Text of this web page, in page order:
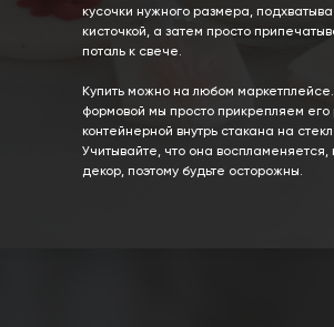
кусочки нужного размера,
кисточкой, а затем просто
поталь к свече.
Купить можно на любом
формовой мы просто прикрепляем его
контейнерной внутрь стакана на
Учитывайте, что она воспламеняется,
декор, поэтому будьте осторожны.